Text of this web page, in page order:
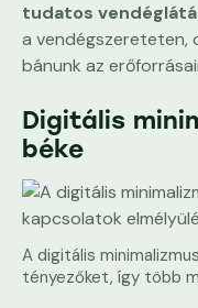
tudatos
a vendégszereteten,
bánunk az
Digitális
béke
A digitális
tényezőket, így több